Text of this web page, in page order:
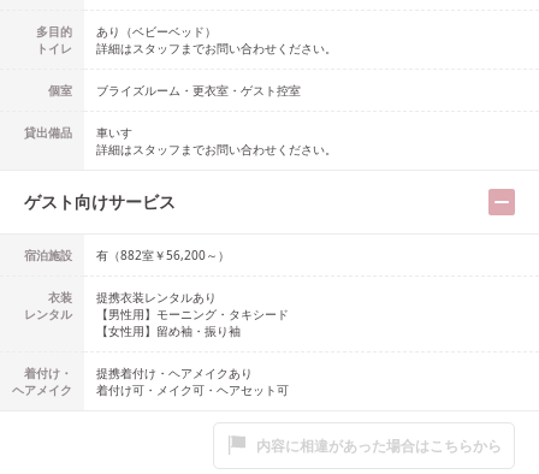
多目的
トイレ
あり （ベビーベッド）
詳細はスタッフまでお問い合わせください。
個室 ブライズルーム・更衣室・ゲスト控室
貸出備品
車いす
詳細はスタッフまでお問い合わせください。
ゲスト向けサービス
宿泊施設 有（882室￥56,200～）
衣装
レンタル
提携衣装レンタルあり
【男性用】 モーニング・タキシード
【女性用】 留め袖・振り袖
着付け・
ヘアメイク
提携着付け・ヘアメイクあり
着付け可・メイク可・ヘアセット可
内容に相違があった場合はこちらから